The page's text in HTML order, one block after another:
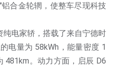
合金轮辋，使整车尽现科技
电家轿，搭载了来自宁德时
电量为 58kWh，能量密度 1
481km。动力方面，启辰 D6